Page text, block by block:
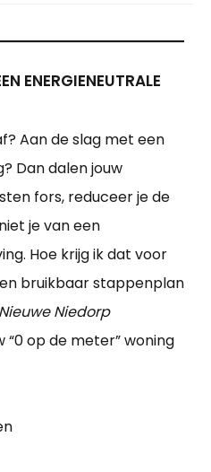
ENERGIENEUTRALE
Aan de slag met een
Dan dalen jouw
fors, reduceer je de
je van een
Hoe krijg ik dat voor
bruikbaar stappenplan
Niedorp
“0 op de meter” woning